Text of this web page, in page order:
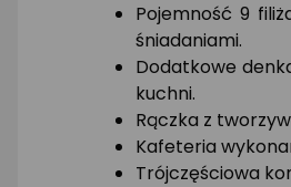
Pojemność 9
śniadaniami.
Dodatkowe
kuchni.
Rączka z
Kafeteria
Trójczęściowa